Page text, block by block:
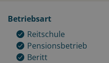
Betriebsart
Reitschule
Pensionsbetrieb
Beritt